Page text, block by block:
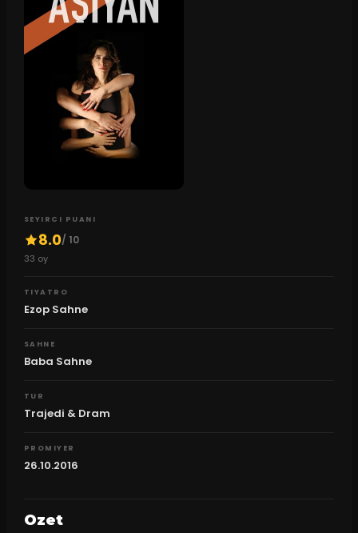
SEYIRCI PUANI
8.0/ 10
33 oy
TIYATRO
Ezop Sahne
SAHNE
Baba Sahne
TUR
Trajedi & Dram
PROMIYER
26.10.2016
Ozet